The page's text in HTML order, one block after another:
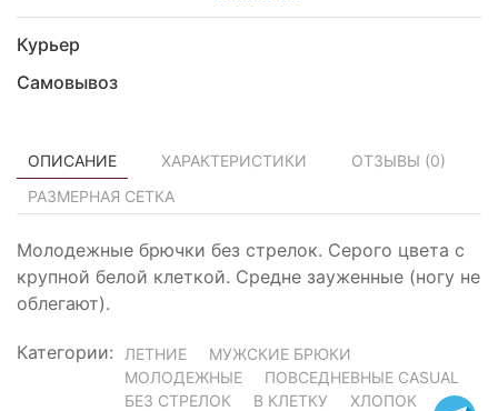
Курьер
Самовывоз
ОПИСАНИЕ ХАРАКТЕРИСТИКИ ОТЗЫВЫ (0)
РАЗМЕРНАЯ СЕТКА
Молодежные брючки без стрелок. Серого цвета с
крупной белой клеткой. Средне зауженные (ногу не
облегают).
Категории: ЛЕТНИЕ
МУЖСКИЕ БРЮКИ
МОЛОДЕЖНЫЕ
ПОВСЕДНЕВНЫЕ CASUAL
БЕЗ СТРЕЛОК
В КЛЕТКУ
ХЛОПОК